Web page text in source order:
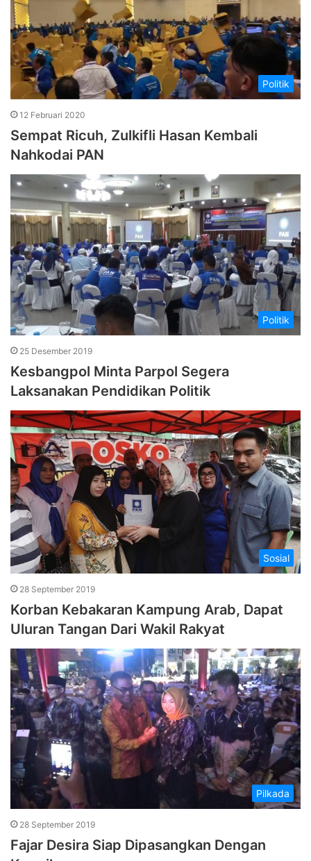
Politik
12 Februari 2020
Sempat Ricuh, Zulkifli Hasan Kembali
Nahkodai PAN
Politik
25 Desember 2019
Kesbangpol Minta Parpol Segera
Laksanakan Pendidikan Politik
Sosial
28 September 2019
Korban Kebakaran Kampung Arab, Dapat
Uluran Tangan Dari Wakil Rakyat
Pilkada
28 September 2019
Fajar Desira Siap Dipasangkan Dengan